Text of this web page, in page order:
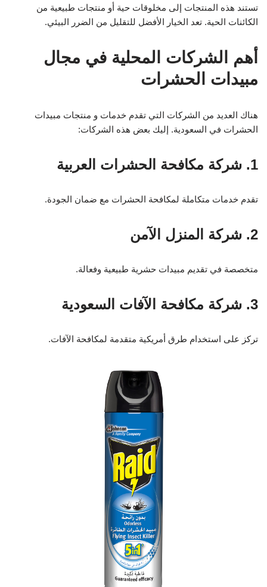
تستند هذه المنتجات إلى مخلوقات حية أو منتجات طبيعية من
الكائنات الحية. تعد الخيار الأفضل للتقليل من الضرر البيئي.
أهم الشركات المحلية في مجال
مبيدات الحشرات
هناك العديد من الشركات التي تقدم خدمات و منتجات مبيدات
الحشرات في السعودية. إليك بعض هذه الشركات:
1. شركة مكافحة الحشرات العربية
تقدم خدمات متكاملة لمكافحة الحشرات مع ضمان الجودة.
2. شركة المنزل الآمن
متخصصة في تقديم مبيدات حشرية طبيعية وفعالة.
3. شركة مكافحة الآفات السعودية
تركز على استخدام طرق أمريكية متقدمة لمكافحة الآفات.